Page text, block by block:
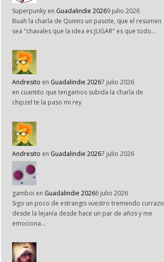
Superpunky en Guadalindie 20269 julio 2026
Buah la charla de Quinns un pasote, que el resumen
sea "chavales que la idea es JUGAR" es que todo…
Andresito en Guadalindie 20267 julio 2026
en cuantito que tengamos subida la charla de
chipzel te la paso mi rey
Andresito en Guadalindie 20267 julio 2026
gamboi en Guadalindie 20266 julio 2026
Sigo un poco de estrangis vuestro tremendo currazo
desde la lejanía desde hace un par de años y me
emociona…